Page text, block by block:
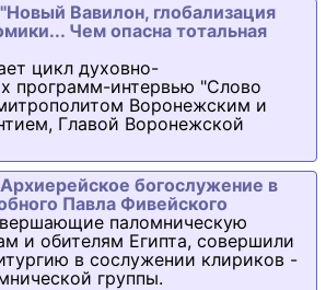
Вавилон, глобализация
Чем опасна тотальная
цикл духовно-
программ-интервью "Слово
Воронежским и
Главой Воронежской
богослужение в
Павла Фивейского
паломническую
и обителям Египта, совершили
в сослужении клириков -
группы.